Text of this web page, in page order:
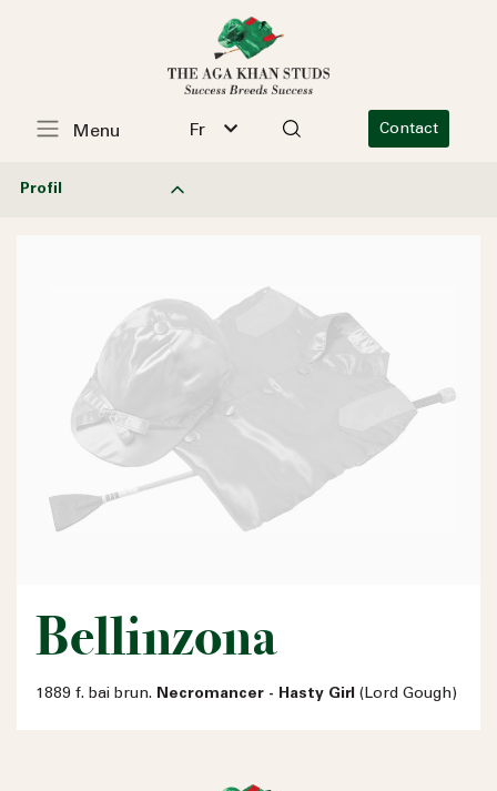
Fr Contact
Menu
Profil
Bellinzona
1889 f. bai brun. Necromancer - Hasty Girl (Lord Gough)